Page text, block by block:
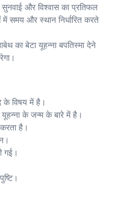
सुनवाई और विश्वास का प्रतिफल
समय और स्थान निर्धारित करते
का बेटा यूहन्ना बपतिस्मा देने
के विषय में है।
के जन्म के बारे में है।
करता है।
गई।